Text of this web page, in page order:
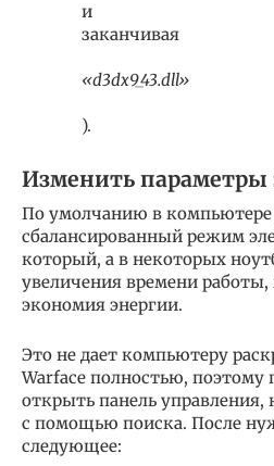
и
заканчивая
«d3dx9_43.dll»
).
Изменить параметры
По умолчанию в компьютере
сбалансированный режим
который, а в некоторых
увеличения времени работы,
экономия энергии.
Это не дает компьютеру
Warface полностью,
открыть панель
с помощью поиска. После
следующее: